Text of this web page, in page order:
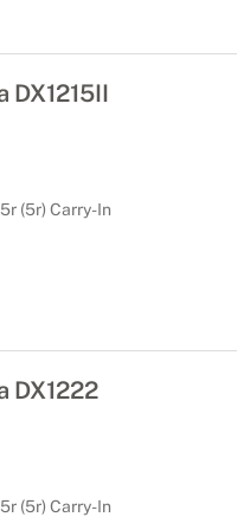
(5r) Carry-In
DX1222
(5r) Carry-In